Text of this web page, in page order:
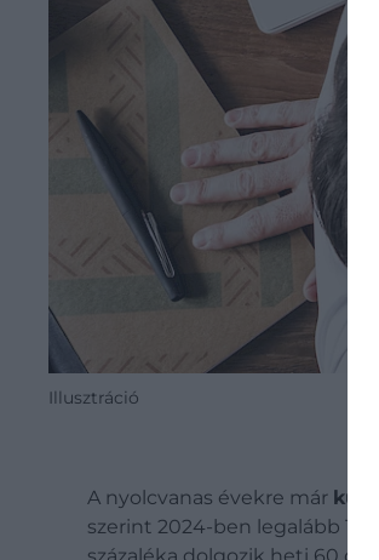
Illusztráció
A nyolcvanas évekre már
szerint 2024-ben legalább